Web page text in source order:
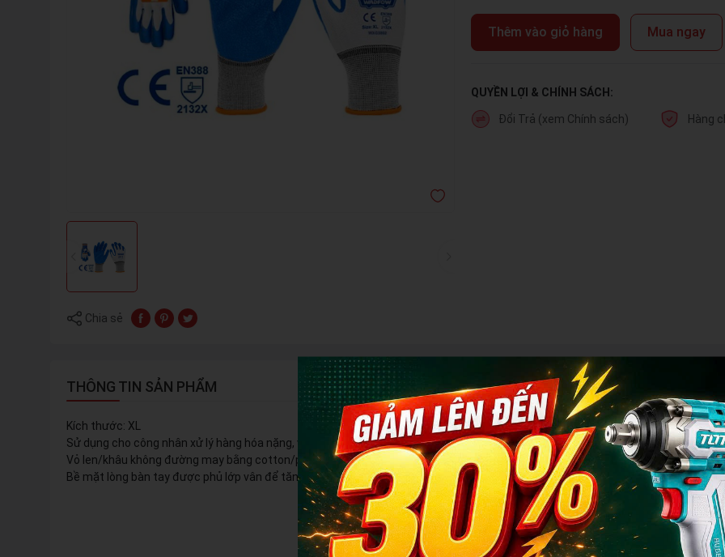
Chia sẻ
Thêm vào giỏ hàng Mua ngay
QUYỀN LỢI & CHÍNH SÁCH:
Đổi Trả (xem Chính sách) Hàng
THÔNG TIN SẢN PHẨM
Kích thước: XL
Sử dụng cho công nhân xử lý hàng hóa nặng, vận chuyển đồ vật nhọn như dao cạo, vv. Găng tay latex
Vỏ len/khâu không đường may bằng cotton/polyester.
Bề mặt lòng bàn tay được phủ lớp vân để tăng độ bám và độ bền.